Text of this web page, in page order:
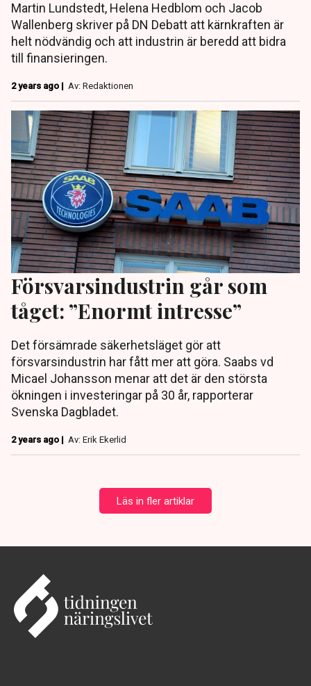
Martin Lundstedt, Helena Hedblom och Jacob
Wallenberg skriver på DN Debatt att kärnkraften är
helt nödvändig och att industrin är beredd att bidra
till finansieringen.
2 years ago | Av: Redaktionen
Försvarsindustrin går som
tåget: ”Enormt intresse”
Det försämrade säkerhetsläget gör att
försvarsindustrin har fått mer att göra. Saabs vd
Micael Johansson menar att det är den största
ökningen i investeringar på 30 år, rapporterar
Svenska Dagbladet.
2 years ago | Av: Erik Ekerlid
Läs in fler artiklar